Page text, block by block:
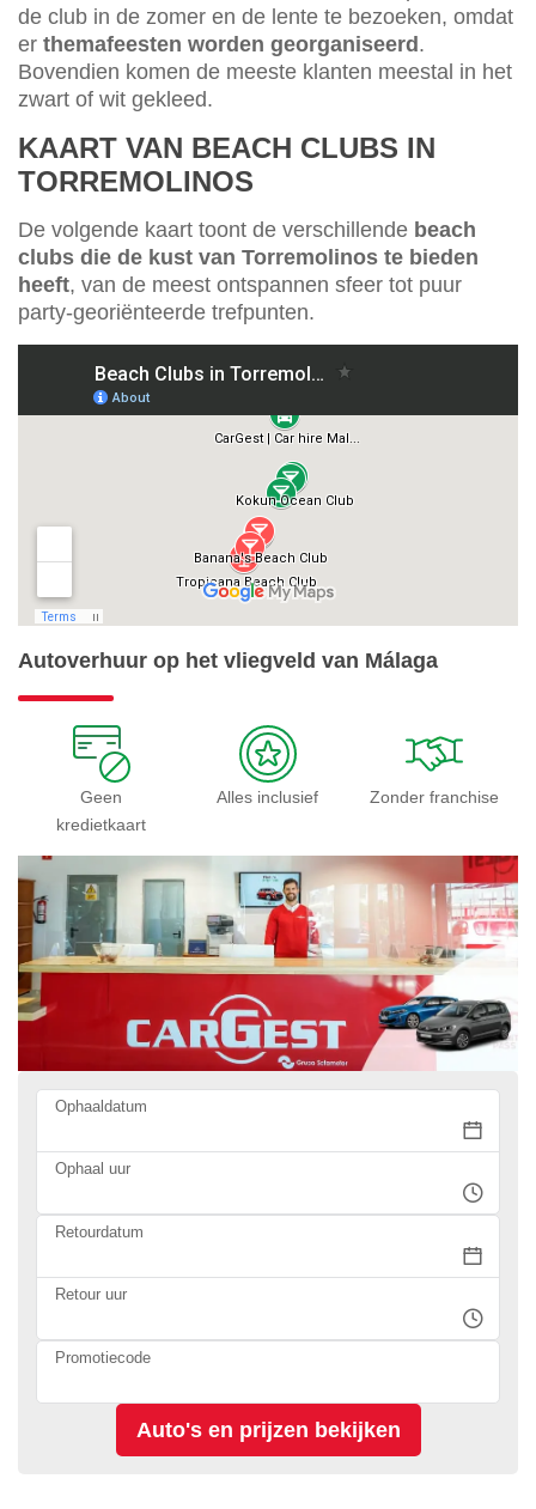
de club in de zomer en de lente te bezoeken, omdat
er themafeesten worden georganiseerd.
Bovendien komen de meeste klanten meestal in het
zwart of wit gekleed.
KAART VAN BEACH CLUBS IN
TORREMOLINOS
De volgende kaart toont de verschillende beach
clubs die de kust van Torremolinos te bieden
heeft, van de meest ontspannen sfeer tot puur
party-georiënteerde trefpunten.
Autoverhuur op het vliegveld van Málaga
Geen
kredietkaart
Alles inclusief Zonder franchise
Ophaaldatum
Ophaal uur
Retourdatum
Retour uur
Promotiecode